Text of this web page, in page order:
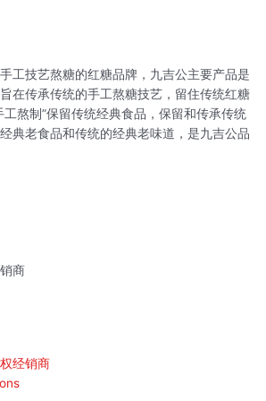
工技艺熬糖的红糖品牌，九吉公主要产品是
在传承传统的手工熬糖技艺，留住传统红糖
熬制”保留传统经典食品，保留和传承传统
典老食品和传统的经典老味道，是九吉公品
商
经销商